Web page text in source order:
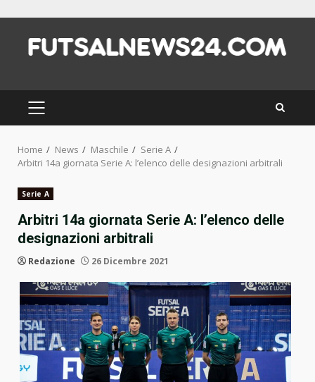
content
PRIMARY
MENU
Home News Maschile
Serie A
Arbitri 14a giornata Serie A: l’elenco delle designazioni arbitrali
Serie A
Arbitri 14a giornata Serie A: l’elenco delle
designazioni arbitrali
Redazione 26 Dicembre 2021